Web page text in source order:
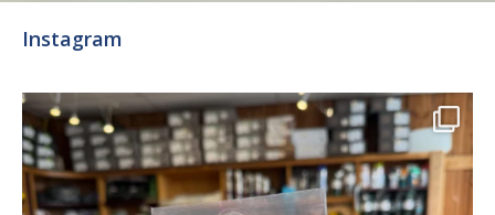
Instagram